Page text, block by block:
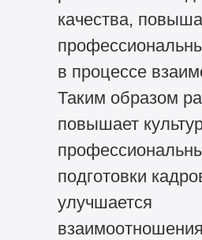
качества,
в процессе
Таким образом
повышает
подготовки
улучшается